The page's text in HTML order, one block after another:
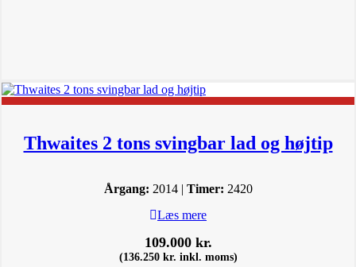
Thwaites 2 tons svingbar lad og højtip
Årgang: 2014 | Timer: 2420
Læs mere
109.000 kr.
(136.250 kr. inkl. moms)